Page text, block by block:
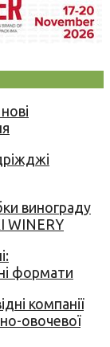
винограду
WINERY
формати
компанії
овочевої